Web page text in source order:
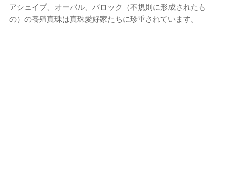
アシェイプ、オーバル、バロック（不規則に形成されたも
の）の養殖真珠は真珠愛好家たちに珍重されています。